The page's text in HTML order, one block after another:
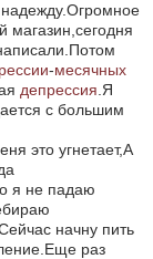
-месячных
депрессия .Я
с большим
это угнетает,А
я не падаю
начну пить
раз